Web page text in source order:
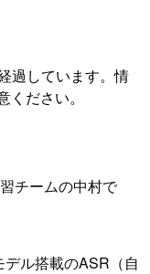
過しています。情
ださい。
チームの中村で
ル搭載のASR（自